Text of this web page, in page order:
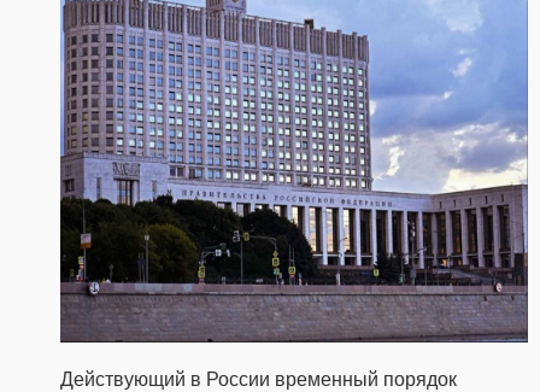
Действующий в России временный порядок